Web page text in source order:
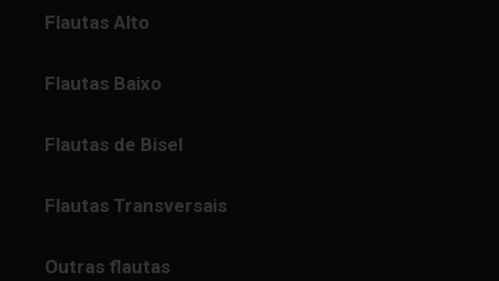
Flautas Alto
Flautas Baixo
Flautas de Bisel
Flautas Transversais
Outras flautas